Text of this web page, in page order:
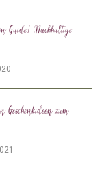
Guide] Nachhaltige
Geschenkideen zum